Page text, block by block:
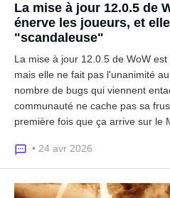
La mise à jour 12.0.5 de
énerve les joueurs, et
"scandaleuse"
La mise à jour 12.0.5 de WoW
mais elle ne fait pas l'unanimité
nombre de bugs qui viennent
communauté ne cache pas sa
première fois que ça arrive sur le
• 24 avr 2026